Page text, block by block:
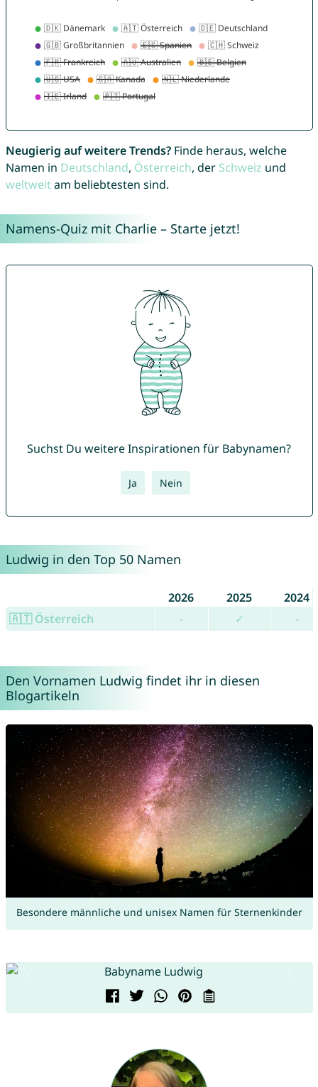
Neugierig auf weitere Trends?Finde heraus, welche
Namen in Deutschland, Österreich, der Schweiz und
weltweitam beliebtesten sind.
Namens-Quiz mit Charlie – Starte jetzt!
Suchst Du weitere Inspirationen für Babynamen?
Ja Nein
Ludwig in den Top 50 Namen
2026 2025
2024
🇦🇹 Österreich
- ✓ -
Den Vornamen Ludwig findet ihr in diesen
Blogartikeln
Besondere männliche und unisex Namen für Sternenkinder